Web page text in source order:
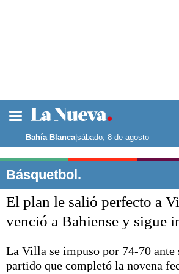
Noticias
La ciudad
Punta Alta
El mundo
Seguridad
Opinión
Deportes
Escenario
Liga del Sur
Bahía Blanca|sábado, 8 de agosto
Básquetbol.
El plan le salió perfecto a
venció a Bahiense y sigue
La Villa se impuso por 74-70 ante
partido que completó la novena